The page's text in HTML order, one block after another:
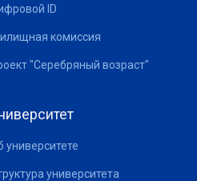
ID
комиссия
"Серебряный возраст"
университете
университета